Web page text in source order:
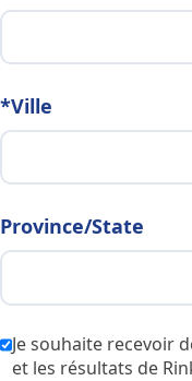
*Ville
Province/State
Je souhaite recevoir
et les résultats de